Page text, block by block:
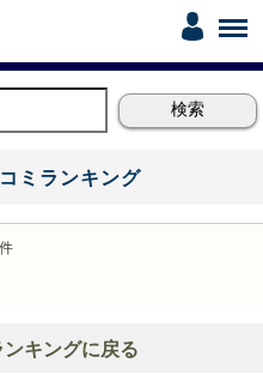
ミランキング
キングに戻る